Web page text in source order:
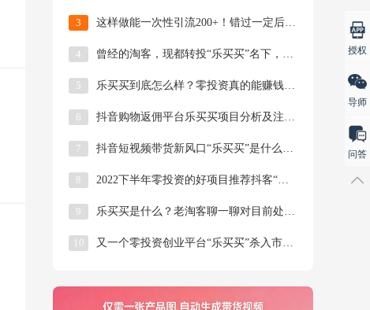
3 这样做能一次性引流200+！错过一定后悔的公益赠书活动来啦！
4 曾经的淘客，现都转投“乐买买”名下，这就是时代的风口
5 乐买买到底怎么样？零投资真的能赚钱吗？
6 抖音购物返佣平台乐买买项目分析及注册使用教程
7 抖音短视频带货新风口“乐买买”是什么？一篇文章带你全了解
8 2022下半年零投资的好项目推荐抖客“乐买买”平台
9 乐买买是什么？老淘客聊一聊对目前处于风口的乐买买项目的看法！
10 又一个零投资创业平台“乐买买”杀入市场了
授权
导师
问答